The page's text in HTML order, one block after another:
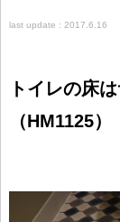
last update : 2017.6.16
トイレの床
（HM1125）